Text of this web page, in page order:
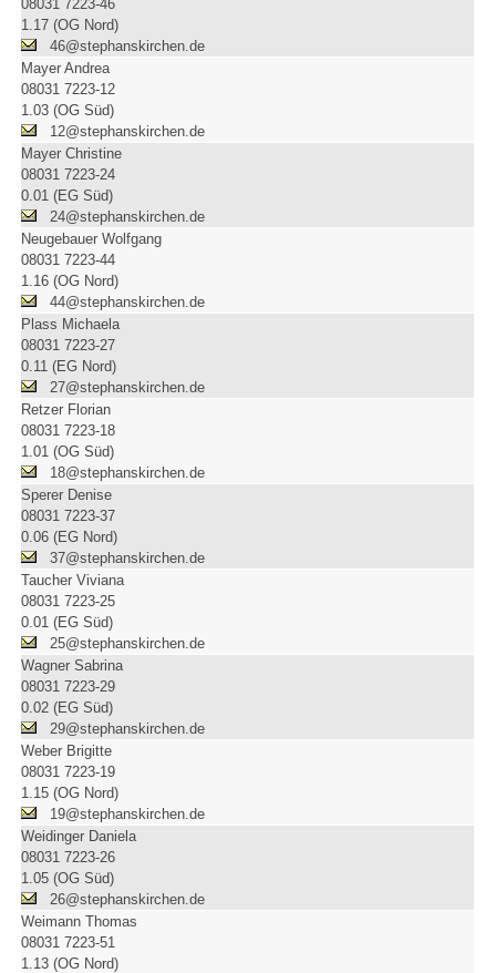
08031 7223-46
1.17 (OG Nord)
46@stephanskirchen.de
Mayer Andrea
08031 7223-12
1.03 (OG Süd)
12@stephanskirchen.de
Mayer Christine
08031 7223-24
0.01 (EG Süd)
24@stephanskirchen.de
Neugebauer Wolfgang
08031 7223-44
1.16 (OG Nord)
44@stephanskirchen.de
Plass Michaela
08031 7223-27
0.11 (EG Nord)
27@stephanskirchen.de
Retzer Florian
08031 7223-18
1.01 (OG Süd)
18@stephanskirchen.de
Sperer Denise
08031 7223-37
0.06 (EG Nord)
37@stephanskirchen.de
Taucher Viviana
08031 7223-25
0.01 (EG Süd)
25@stephanskirchen.de
Wagner Sabrina
08031 7223-29
0.02 (EG Süd)
29@stephanskirchen.de
Weber Brigitte
08031 7223-19
1.15 (OG Nord)
19@stephanskirchen.de
Weidinger Daniela
08031 7223-26
1.05 (OG Süd)
26@stephanskirchen.de
Weimann Thomas
08031 7223-51
1.13 (OG Nord)